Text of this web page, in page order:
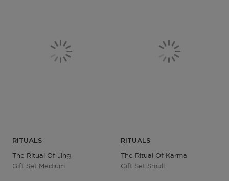
RITUALS
The Ritual Of Jing
Gift Set Medium
RITUALS
The Ritual Of Karma
Gift Set Small